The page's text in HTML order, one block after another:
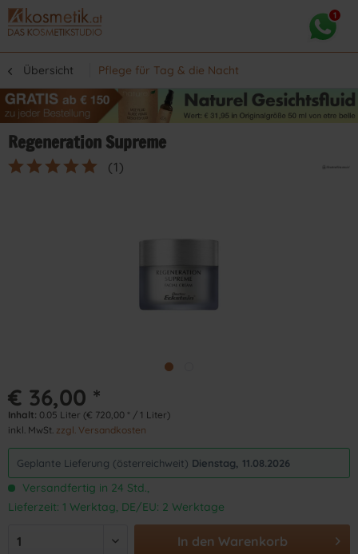
Übersicht Pflege für Tag & die Nacht
Regeneration Supreme
(1 )
€ 36,00 *
Inhalt: 0.05 Liter (€ 720,00 * / 1 Liter)
inkl. MwSt. zzgl. Versandkosten
Geplante Lieferung (österreichweit) Dienstag, 11.08.2026
Versandfertig in 24 Std.,
Lieferzeit: 1 Werktag, DE/EU: 2 Werktage
In den Warenkorb